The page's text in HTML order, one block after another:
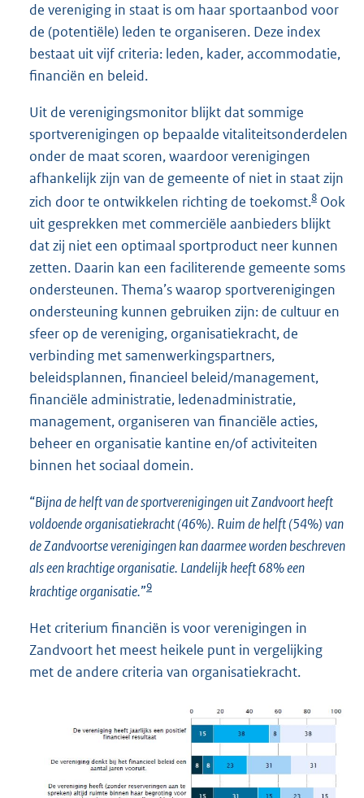
de vereniging in staat is om haar sportaanbod voor
de (potentiële) leden te organiseren. Deze index
bestaat uit vijf criteria: leden, kader, accommodatie,
financiën en beleid.
Uit de verenigingsmonitor blijkt dat sommige
sportverenigingen op bepaalde vitaliteitsonderdelen
onder de maat scoren, waardoor verenigingen
afhankelijk zijn van de gemeente of niet in staat zijn
zich door te ontwikkelen richting de toekomst.8 Ook
uit gesprekken met commerciële aanbieders blijkt
dat zij niet een optimaal sportproduct neer kunnen
zetten. Daarin kan een faciliterende gemeente soms
ondersteunen. Thema’s waarop sportverenigingen
ondersteuning kunnen gebruiken zijn: de cultuur en
sfeer op de vereniging, organisatiekracht, de
verbinding met samenwerkingspartners,
beleidsplannen, financieel beleid/management,
financiële administratie, ledenadministratie,
management, organiseren van financiële acties,
beheer en organisatie kantine en/of activiteiten
binnen het sociaal domein.
“Bijna de helft van de sportverenigingen uit Zandvoort heeft
voldoende organisatiekracht (46%). Ruim de helft (54%) van
de Zandvoortse verenigingen kan daarmee worden beschreven
als een krachtige organisatie. Landelijk heeft 68% een
krachtige organisatie.”9
Het criterium financiën is voor verenigingen in
Zandvoort het meest heikele punt in vergelijking
met de andere criteria van organisatiekracht.